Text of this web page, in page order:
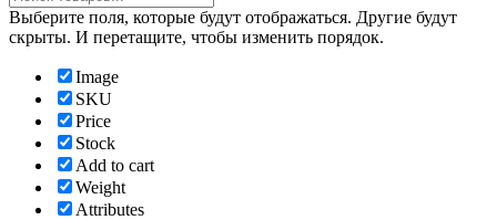
Выберите поля, которые будут отображаться. Другие будут
скрыты. И перетащите, чтобы изменить порядок.
Image
SKU
Price
Stock
Add to cart
Weight
Attributes